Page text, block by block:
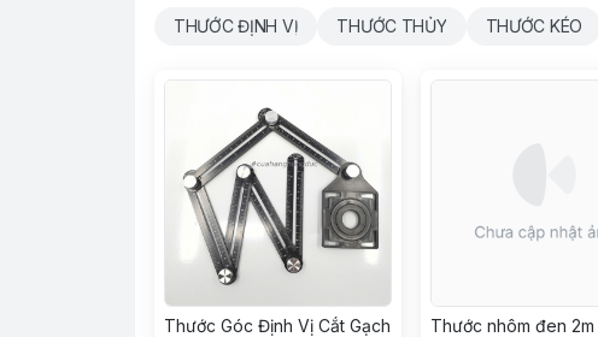
THƯỚC ĐỊNH VỊ THƯỚC THỦY THƯỚC KÉO
Thước Góc Định Vị Cắt Gạch Thước nhôm đen 2m